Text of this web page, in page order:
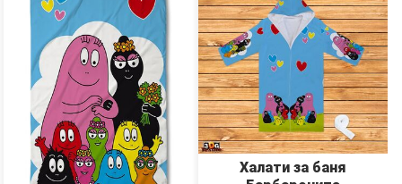
Халати за баня